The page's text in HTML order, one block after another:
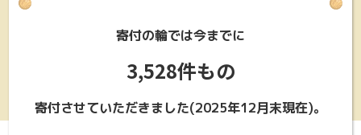
寄付の輪では今までに
3,528件もの
寄付させていただきました(2025年12月末現在)。